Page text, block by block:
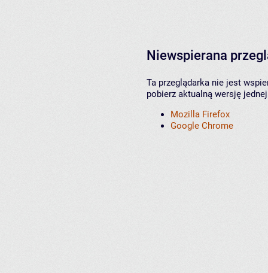
Niewspierana
Ta przeglądarka nie jest
pobierz aktualną wersję
Mozilla Firefox
Google Chrome